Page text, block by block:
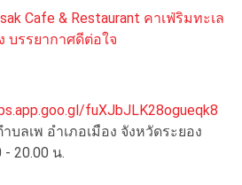
Cafe & Restaurant คาเฟ่ริมทะเล
บรรยากาศดีต่อใจ
fuXJbJLK28ogueqk8
บลเพ อำเภอเมือง จังหวัดระยอง
- 20.00 น.